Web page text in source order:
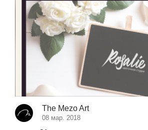
The Mezo Art
08 мар. 2018